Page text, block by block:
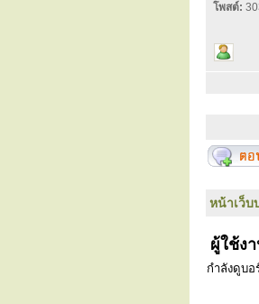
โพสต์:
หน้าเว็บ
ผู้ใช้ง
กำลังดูบ